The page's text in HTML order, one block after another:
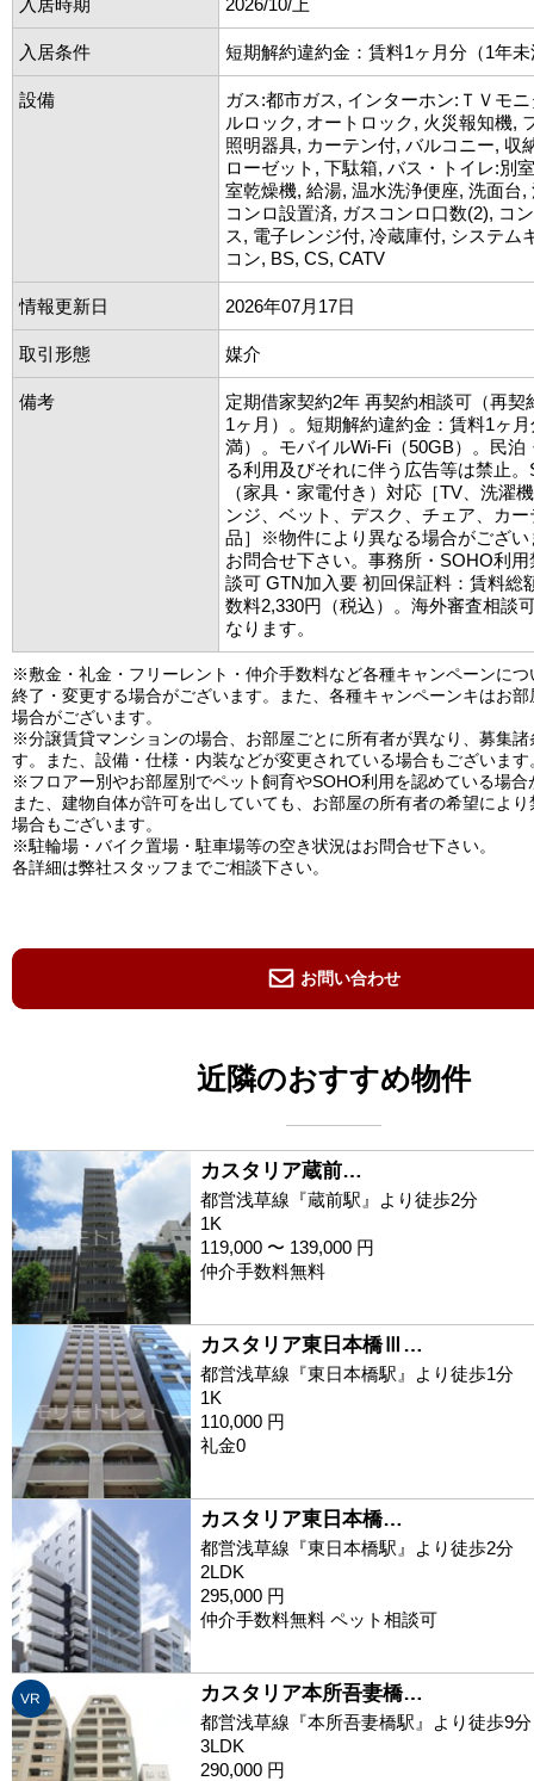
入居条件 短期解約違約金：賃料1ヶ月分（1年
設備
ガス:都市ガス, インターホン:ＴＶモ
ルロック, オートロック, 火災報知機,
照明器具, カーテン付, バルコニー, 収
ローゼット, 下駄箱, バス・トイレ:別
室乾燥機, 給湯, 温水洗浄便座, 洗面台,
コンロ設置済, ガスコンロ口数(2), コ
ス, 電子レンジ付, 冷蔵庫付, システム
コン, BS, CS, CATV
情報更新日 2026年07月17日
取引形態 媒介
備考
定期借家契約2年 再契約相談可（再契
1ヶ月）。短期解約違約金：賃料1ヶ
満）。モバイルWi-Fi（50GB）。民泊
る利用及びそれに伴う広告等は禁止
（家具・家電付き）対応［TV、洗濯
ンジ、ベット、デスク、チェア、カ
品］※物件により異なる場合がござい
お問合せ下さい。事務所・SOHO利
談可 GTN加入要 初回保証料：賃料総
数料2,330円（税込）。海外審査相談
なります。
※敷金・礼金・フリーレント・仲介手数料など各種キャンペーンにつ
終了・変更する場合がございます。また、各種キャンペーンキはお
場合がございます。
※分譲賃貸マンションの場合、お部屋ごとに所有者が異なり、募集諸
す。また、設備・仕様・内装などが変更されている場合もございます
※フロアー別やお部屋別でペット飼育やSOHO利用を認めている場合
また、建物自体が許可を出していても、お部屋の所有者の希望によ
場合もございます。
※駐輪場・バイク置場・駐車場等の空き状況はお問合せ下さい。
各詳細は弊社スタッフまでご相談下さい。
お問い合わせ
近隣のおすすめ物件
カスタリア蔵前…
都営浅草線『蔵前駅』より徒歩2分
1K
119,000 〜 139,000 円
仲介手数料無料
カスタリア東日本橋Ⅲ…
都営浅草線『東日本橋駅』より徒歩1分
1K
110,000 円
礼金0
カスタリア東日本橋…
都営浅草線『東日本橋駅』より徒歩2分
2LDK
295,000 円
仲介手数料無料 ペット相談可
VR カスタリア本所吾妻橋…
都営浅草線『本所吾妻橋駅』より徒歩9分
3LDK
290,000 円